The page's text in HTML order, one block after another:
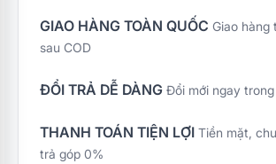
GIAO HÀNG TOÀN QUỐC Giao hàng
sau COD
ĐỔI TRẢ DỄ DÀNG Đổi mới ngay
THANH TOÁN TIỆN LỢI Tiền mặt,
trả góp 0%